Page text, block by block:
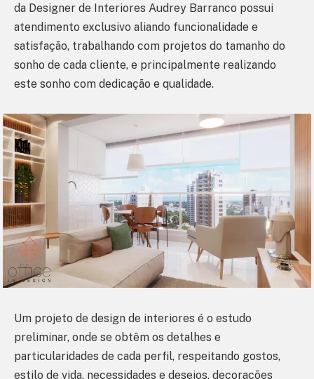
da Designer de Interiores Audrey Barranco possui
atendimento exclusivo aliando funcionalidade e
satisfação, trabalhando com projetos do tamanho do
sonho de cada cliente, e principalmente realizando
este sonho com dedicação e qualidade.
Um projeto de design de interiores é o estudo
preliminar, onde se obtêm os detalhes e
particularidades de cada perfil, respeitando gostos,
estilo de vida, necessidades e desejos, decorações